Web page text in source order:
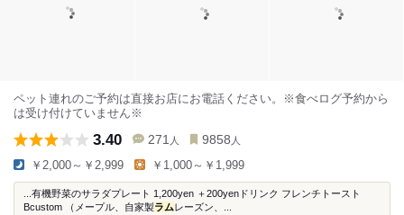
ペット連れのご予約は直接お店にお電話ください。※食べログ予約から
は受け付けていません※
3.40 271 人 9858 人
￥2,000～￥2,999 ￥1,000～￥1,999
...️有機野菜のサラダプレート 1,200yen ＋200yenドリンク ️フレンチトースト
Bcustom （メープル、自家製ラムレーズン、...